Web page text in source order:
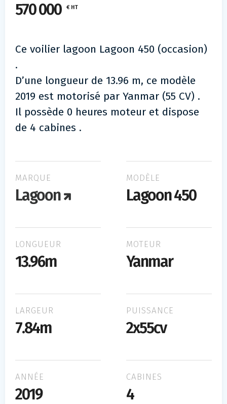
570 000 € HT
Ce voilier lagoon Lagoon 450 (occasion)
.
D’une longueur de 13.96 m, ce modèle
2019 est motorisé par Yanmar (55 CV) .
Il possède 0 heures moteur et dispose
de 4 cabines .
MARQUE
Lagoon
MODÈLE
Lagoon 450
LONGUEUR
13.96m
MOTEUR
Yanmar
LARGEUR
7.84m
PUISSANCE
2x55cv
ANNÉE
2019
CABINES
4